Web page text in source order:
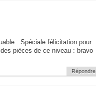
. Spéciale félicitation pour
pièces de ce niveau : bravo
Répondre